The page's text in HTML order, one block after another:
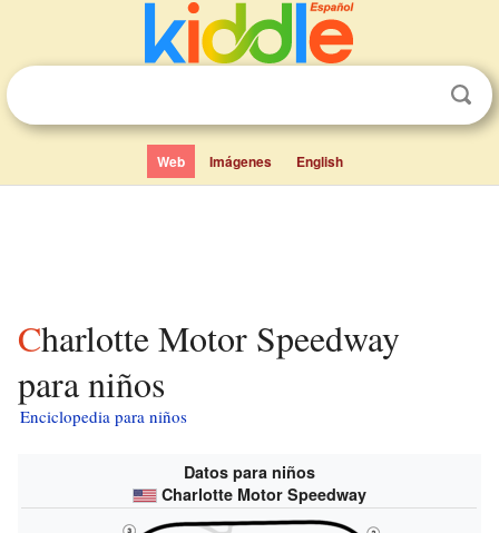
Web Imágenes English
Charlotte Motor Speedway
para niños
Enciclopedia para niños
Datos para niños
Charlotte Motor Speedway